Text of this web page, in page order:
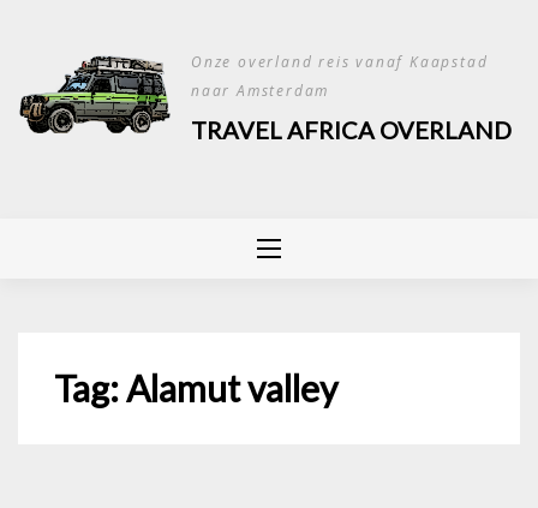
Onze overland reis vanaf Kaapstad
naar Amsterdam
TRAVEL AFRICA OVERLAND
Tag:Alamut valley